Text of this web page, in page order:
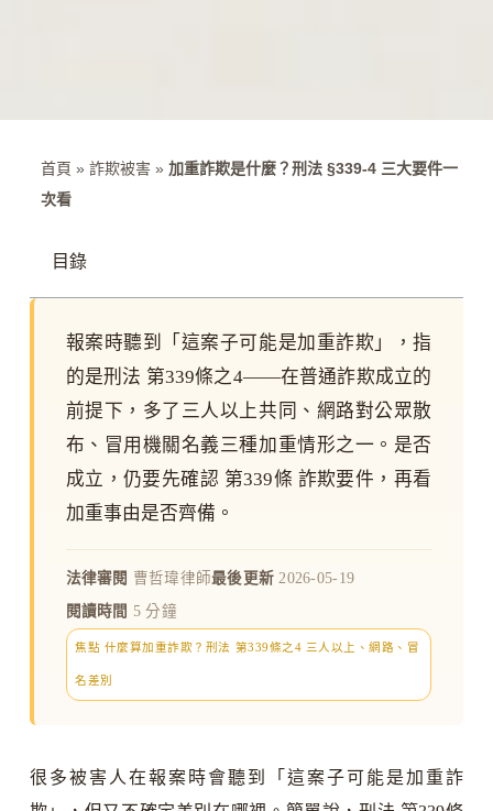
首頁 » 詐欺被害» 加重詐欺是什麼？刑法 §339-4 三大要件一
次看
目錄
報案時聽到「這案子可能是加重詐欺」，指
的是刑法 第339條之4——在普通詐欺成立的
前提下，多了三人以上共同、網路對公眾散
布、冒用機關名義三種加重情形之一。是否
成立，仍要先確認 第339條 詐欺要件，再看
加重事由是否齊備。
法律審閱 曹哲瑋律師最後更新 2026-05-19
閱讀時間 5 分鐘
焦點 什麼算加重詐欺？刑法 第339條之4 三人以上、網路、冒
名差別
很多被害人在報案時會聽到「這案子可能是加重詐